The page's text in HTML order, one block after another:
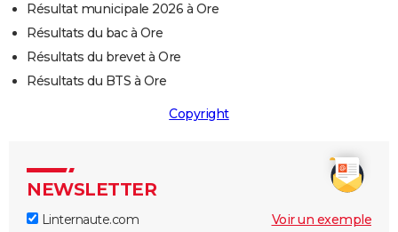
Résultat municipale 2026 à Ore
Résultats du bac à Ore
Résultats du brevet à Ore
Résultats du BTS à Ore
Copyright
NEWSLETTER
Linternaute.com Voir un exemple